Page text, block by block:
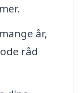
år,
råd